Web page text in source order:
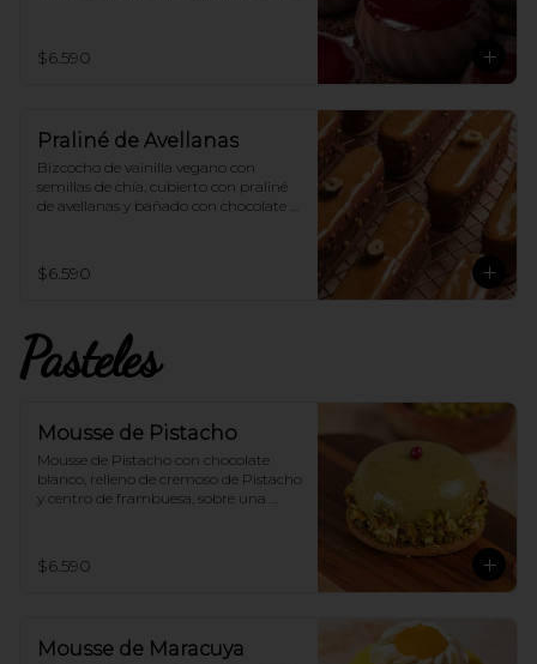
$6.590
Praliné de Avellanas
Bizcocho de vainilla vegano con
semillas de chía, cubierto con praliné
de avellanas y bañado con chocolate
$6.590
Pasteles
Mousse de Pistacho
Mousse de Pistacho con chocolate
blanco, relleno de cremoso de Pistacho
y centro de frambuesa, sobre una
$6.590
Mousse de Maracuya